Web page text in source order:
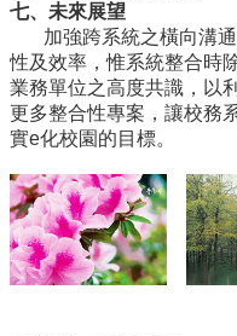
七、未來展望
加強跨系統之橫向溝通
性及效率，惟系統整合時
業務單位之高度共識，以
更多整合性專案，讓校務
實e化校園的目標。